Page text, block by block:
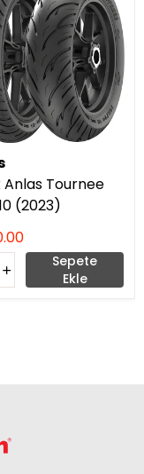
Anlas Tournee
(2023)
Sepete
Ekle